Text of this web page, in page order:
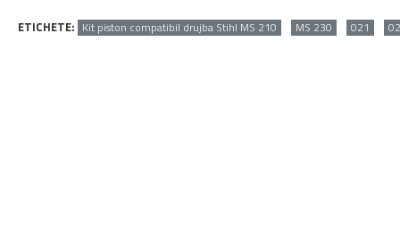
ETICHETE: Kit piston compatibil drujba Stihl MS 210 MS 230 021